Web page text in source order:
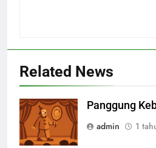
Related News
Panggung
admin
1